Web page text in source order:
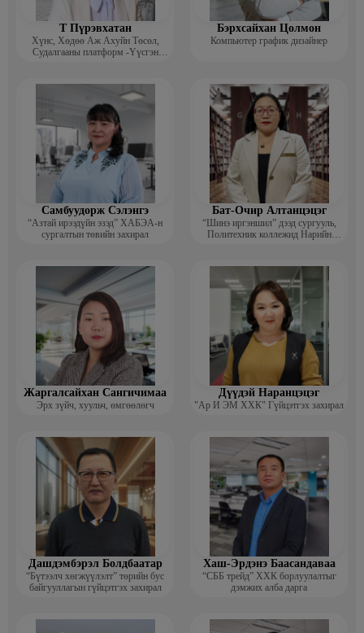
Т Пүрэвхатан
Хүнс, Хөдөө Аж Ахуйн Төсөл,
Судалгааны платформ -Үүсгэн
Бэрхсайхан Цолмон
Компьютер график дизайнер
Самбуудорж Сэлэнгэ
“Азтай ирээдүйн эзэд” ХАБЭА-н
сургалтын төвийн захирал
Бат-Очир Алтанцэцэг
“Шинэ иргэншил” дээд сургууль,
Политехник коллежид Нарийн
багш
Жаргалсайхан Сангичимаа
Эрх зүйч, хуульч, өмгөөлөгч
Дүүдэй Наранцэцэг
"Ар И ЭМ ХХК" Гүйцэтгэх захирал
Дашдэмбэрэл Болдбаатар
“Бүтээлч хөгжүүлэлт” төрийн бус
байгууллагын гүйцэтгэх захирал
Хаш-Эрдэнэ Баасандаваа
“СББ трейд” ХХК борлуулалтыг
дэмжих алба дарга